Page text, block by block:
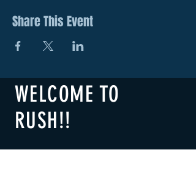
Share This Event
WELCOME TO
RUSH!!